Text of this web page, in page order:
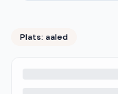
Plats: aaled